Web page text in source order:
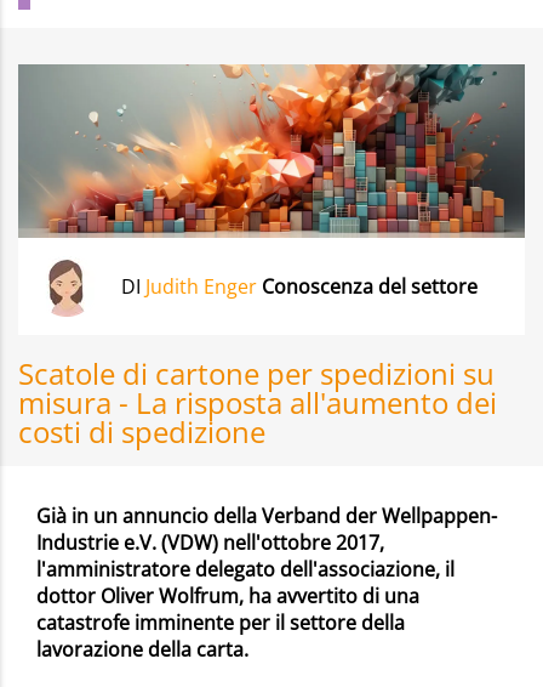
DI Judith Enger Conoscenza del settore
Scatole di cartone per spedizioni su
misura - La risposta all'aumento dei
costi di spedizione
Già in un annuncio della Verband der Wellpappen-
Industrie e.V. (VDW) nell'ottobre 2017,
l'amministratore delegato dell'associazione, il
dottor Oliver Wolfrum, ha avvertito di una
catastrofe imminente per il settore della
lavorazione della carta.